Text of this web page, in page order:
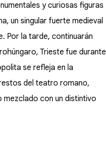
y curiosas figuras
un singular fuerte medieval
Por la tarde, continuarán
Trieste fue durante
se refleja en la
del teatro romano,
con un distintivo